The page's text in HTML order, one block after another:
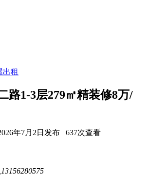
出租
路1-3层279㎡精装修8万/
年7月2日发布 637次查看